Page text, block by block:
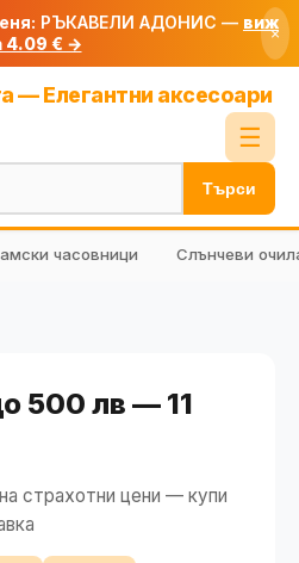
РЪКАВЕЛИ АДОНИС — виж
4.09 € →
×
— Елегантни аксесоари
☰
Блог
продукт
Търси
часовници Слънчеви
500 лв — 11
страхотни цени — купи